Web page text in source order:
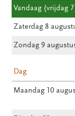
Vandaag (vrijdag
Zaterdag 8
Zondag 9
Dag
Maandag 10